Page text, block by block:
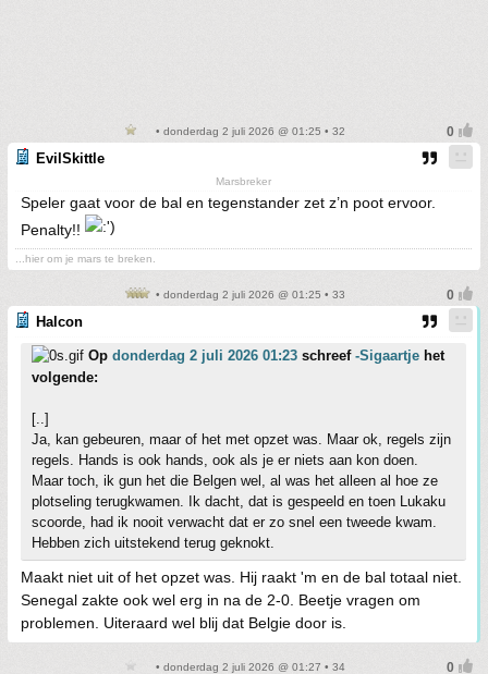
• donderdag 2 juli 2026 @ 01:25 • 32
EvilSkittle
Marsbreker
Speler gaat voor de bal en tegenstander zet z’n poot ervoor.
Penalty!!
...hier om je mars te breken.
• donderdag 2 juli 2026 @ 01:25 • 33
Halcon
Op donderdag 2 juli 2026 01:23 schreef -Sigaartje het
volgende:
[..]
Ja, kan gebeuren, maar of het met opzet was. Maar ok, regels zijn
regels. Hands is ook hands, ook als je er niets aan kon doen.
Maar toch, ik gun het die Belgen wel, al was het alleen al hoe ze
plotseling terugkwamen. Ik dacht, dat is gespeeld en toen Lukaku
scoorde, had ik nooit verwacht dat er zo snel een tweede kwam.
Hebben zich uitstekend terug geknokt.
Maakt niet uit of het opzet was. Hij raakt 'm en de bal totaal niet.
Senegal zakte ook wel erg in na de 2-0. Beetje vragen om
problemen. Uiteraard wel blij dat Belgie door is.
• donderdag 2 juli 2026 @ 01:27 • 34